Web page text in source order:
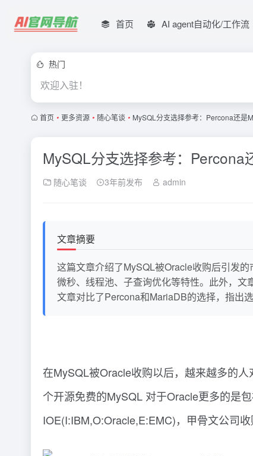
首页 AI agent自动化/工作流
热门
欢迎入驻！
首页 • 更多资源 • 随心笔谈 • MySQL分支选择参考：Percona还是
MySQL分支选择参考：
随心笔谈 3年前发布 admin
文章摘要
这篇文章介绍了MySQL被Oracle收购后引发
微秒、线程池、子查询优化等特性。此外，文
文章对比了Percona和MariaDB的选择，指出
在MySQL被Oracle收购以后，越来越多的
个开源免费的MySQL 对于Oracle更多的是
IOE(I:IBM,O:Oracle,E:EMC)，甲骨文公司